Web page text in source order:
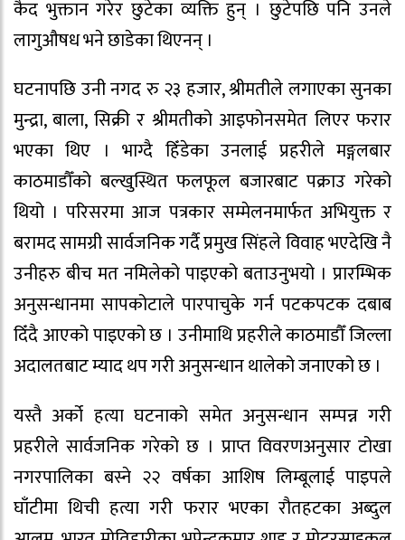
कैद भुक्तान गरेर छुटेका व्यक्ति हुन् । छुटेपछि पनि उनले
लागुऔषध भने छाडेका थिएनन् ।
घटनापछि उनी नगद रु २३ हजार, श्रीमतीले लगाएका सुनका
मुन्द्रा, बाला, सिक्री र श्रीमतीको आइफोनसमेत लिएर फरार
भएका थिए । भाग्दै हिँडेका उनलाई प्रहरीले मङ्गलबार
काठमाडौँको बल्खुस्थित फलफूल बजारबाट पक्राउ गरेको
थियो । परिसरमा आज पत्रकार सम्मेलनमार्फत अभियुक्त र
बरामद सामग्री सार्वजनिक गर्दै प्रमुख सिंहले विवाह भएदेखि नै
उनीहरु बीच मत नमिलेको पाइएको बताउनुभयो । प्रारम्भिक
अनुसन्धानमा सापकोटाले पारपाचुके गर्न पटकपटक दबाब
दिँदै आएको पाइएको छ । उनीमाथि प्रहरीले काठमाडौँ जिल्ला
अदालतबाट म्याद थप गरी अनुसन्धान थालेको जनाएको छ ।
यस्तै अर्को हत्या घटनाको समेत अनुसन्धान सम्पन्न गरी
प्रहरीले सार्वजनिक गरेको छ । प्राप्त विवरणअनुसार टोखा
नगरपालिका बस्ने २२ वर्षका आशिष लिम्बूलाई पाइपले
घाँटीमा थिची हत्या गरी फरार भएका रौतहटका अब्दुल